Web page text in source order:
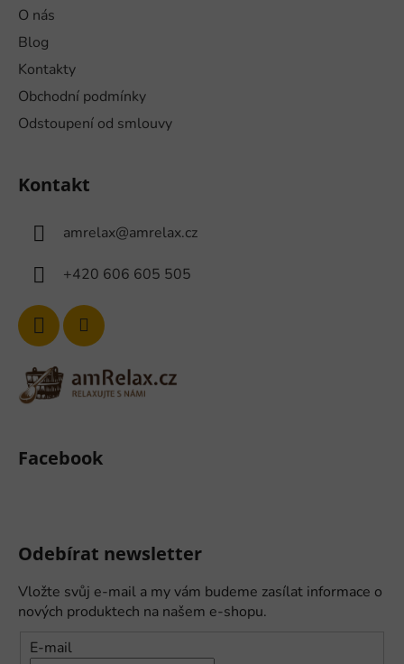
O nás
Blog
Kontakty
Obchodní podmínky
Odstoupení od smlouvy
Kontakt
amrelax@amrelax.cz
+420 606 605 505
Facebook
Odebírat newsletter
Vložte svůj e-mail a my vám budeme zasílat informace o
nových produktech na našem e-shopu.
E-mail